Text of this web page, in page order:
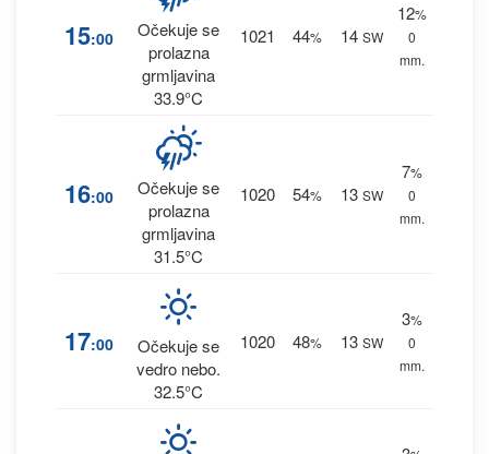
15:00
Očekuje se
prolazna
grmljavina
33.9°C
1021 44% 14 SW
12%
0
mm.
16:00
Očekuje se
prolazna
grmljavina
31.5°C
1020 54% 13 SW
7%
0
mm.
17:00
Očekuje se
vedro nebo.
32.5°C
1020 48% 13 SW
3%
0
mm.